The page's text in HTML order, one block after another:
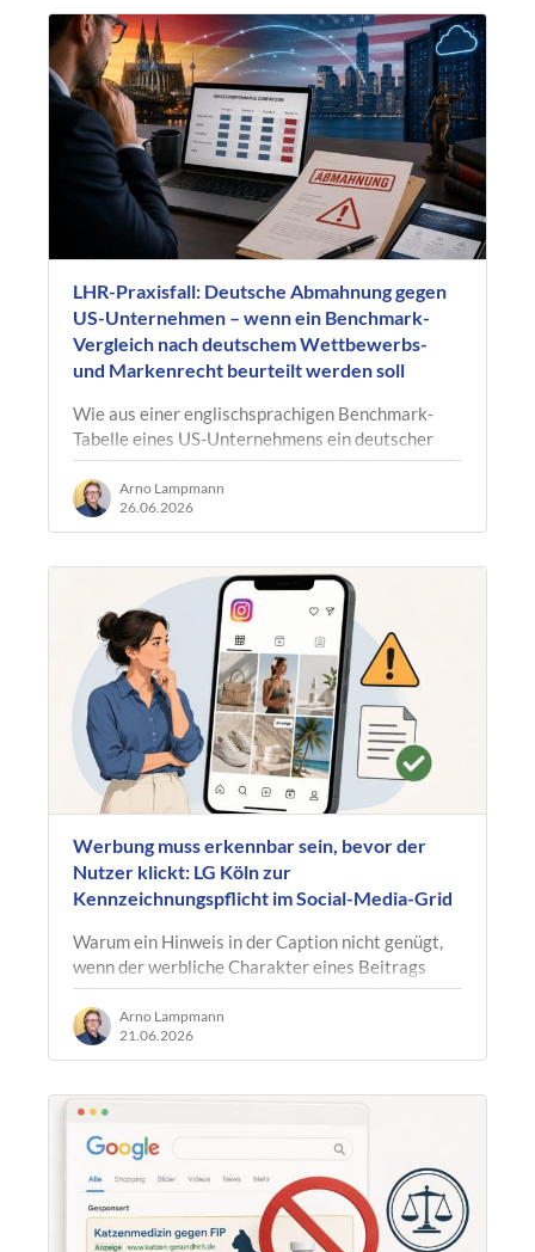
LHR-Praxisfall: Deutsche Abmahnung gegen
US-Unternehmen – wenn ein Benchmark-
Vergleich nach deutschem Wettbewerbs-
und Markenrecht beurteilt werden soll
Wie aus einer englischsprachigen Benchmark-
Tabelle eines US-Unternehmens ein deutscher
UWG- und Markenrechtsfall werden sollte – und
warum gerade im transatlantischen…
Arno Lampmann
26.06.2026
Werbung muss erkennbar sein, bevor der
Nutzer klickt: LG Köln zur
Kennzeichnungspflicht im Social-Media-Grid
Warum ein Hinweis in der Caption nicht genügt,
wenn der werbliche Charakter eines Beitrags
schon im Vorschaubild verborgen bleibt. Viele
Unternehmen, Medienangebote,…
Arno Lampmann
21.06.2026